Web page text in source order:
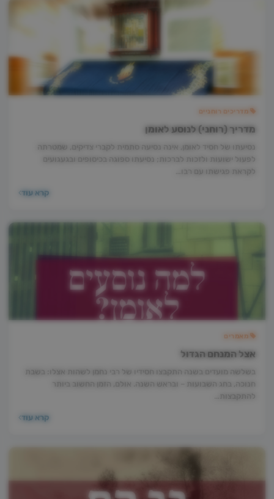
מדריכים רוחניים
מדריך (רוחני) לנוסע לאומן
נסיעתו של חסיד לאומן, אינה נסיעה סתמית לקברי צדיקים, שמטרתה
לפעול ישועות ולזכות לברכות; נסיעתו ספוגה בכיסופים ובגעגועים
לקראת פגישתו עם רבו…
קרא עוד
מאמרים
אצל המנחם הגדול
בשלשה מועדים בשנה התקבצו חסידיו של רבי נחמן לשהות אצלו: בשבת
חנוכה, בחג השבועות – ובראש השנה. אולם, הזמן החשוב ביותר
להתקבצות…
קרא עוד